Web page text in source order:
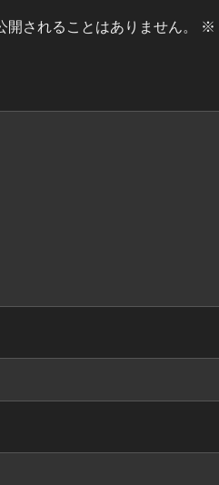
開されることはありません。 ※